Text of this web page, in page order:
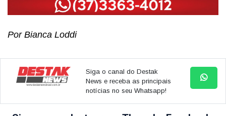
Por Bianca Loddi
Siga o canal do Destak
News e receba as principais
notícias no seu Whatsapp!